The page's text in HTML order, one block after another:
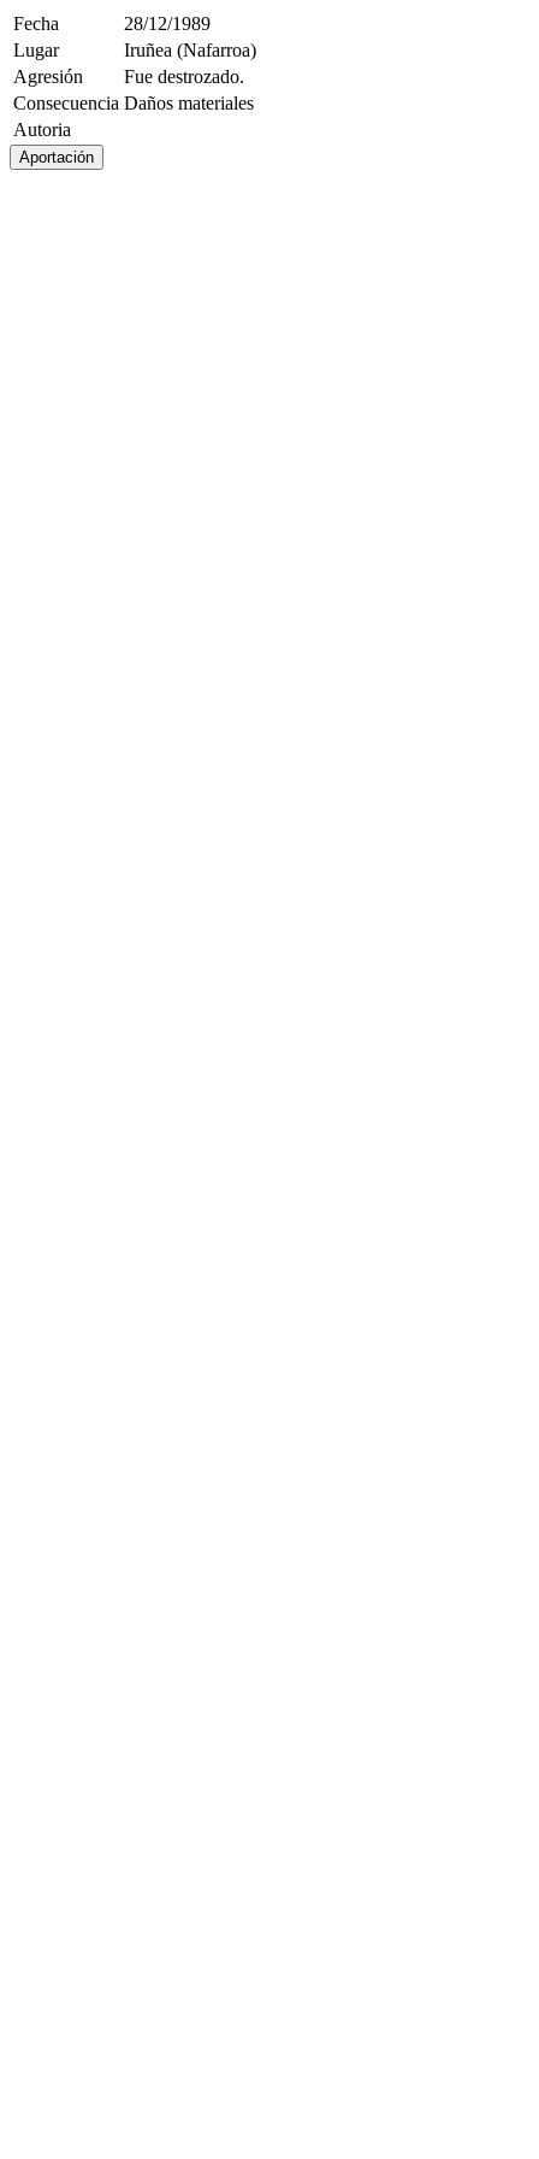
Fecha
28/12/1989
Lugar
Iruñea (Nafarroa)
Agresión
Fue destrozado.
Consecuencia Daños materiales
Autoria